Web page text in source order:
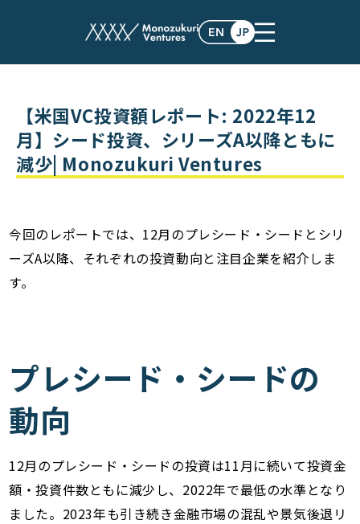
post
【米国VC投資額レポート: 2022年12
月】シード投資、シリーズA以降ともに
減少| Monozukuri Ventures
今回のレポートでは、12月のプレシード・シードとシリ
ーズA以降、それぞれの投資動向と注目企業を紹介しま
す。
プレシード・シードの
動向
12月のプレシード・シードの投資は11月に続いて投資金
額・投資件数ともに減少し、2022年で最低の水準となり
ました。2023年も引き続き金融市場の混乱や景気後退リ